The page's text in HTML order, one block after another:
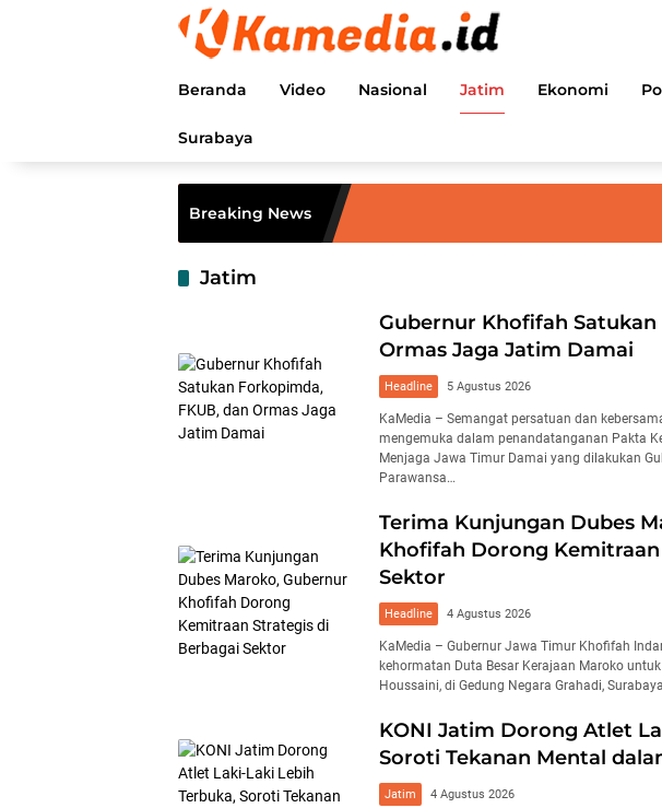
Beranda Video Nasional Jatim Ekonomi
Surabaya
Breaking News
Jatim
Gubernur Khofifah Satukan
Ormas Jaga Jatim Damai
Headline 5 Agustus 2026
KaMedia – Semangat persatuan dan
mengemuka dalam penandatanganan Pakta
Menjaga Jawa Timur Damai yang dilakukan
Parawansa…
Terima Kunjungan Dubes
Khofifah Dorong
Sektor
Headline 4 Agustus 2026
KaMedia – Gubernur Jawa Timur Khofifah
kehormatan Duta Besar Kerajaan Maroko
Houssaini, di Gedung Negara Grahadi,
KONI Jatim Dorong Atlet
Soroti Tekanan Mental
Jatim 4 Agustus 2026